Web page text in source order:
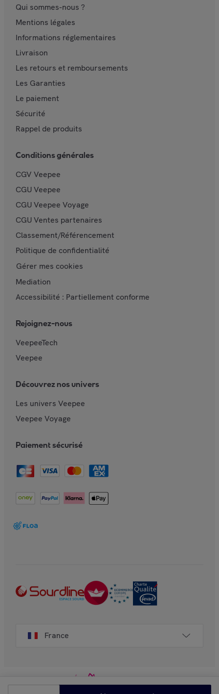
Qui sommes-nous ?
Mentions légales
Informations réglementaires
Livraison
Les retours et remboursements
Les Garanties
Le paiement
Sécurité
Rappel de produits
Conditions générales
CGV Veepee
CGU Veepee
CGU Veepee Voyage
CGU Ventes partenaires
Classement/Référencement
Politique de confidentialité
Gérer mes cookies
Mediation
Accessibilité : Partiellement conforme
Rejoignez-nous
VeepeeTech
Veepee
Découvrez nos univers
Les univers Veepee
Veepee Voyage
Paiement sécurisé
France